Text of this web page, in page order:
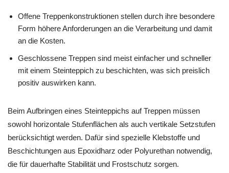
Offene Treppenkonstruktionen stellen durch ihre besondere
Form höhere Anforderungen an die Verarbeitung und damit
an die Kosten.
Geschlossene Treppen sind meist einfacher und schneller
mit einem Steinteppich zu beschichten, was sich preislich
positiv auswirken kann.
Beim Aufbringen eines Steinteppichs auf Treppen müssen
sowohl horizontale Stufenflächen als auch vertikale Setzstufen
berücksichtigt werden. Dafür sind spezielle Klebstoffe und
Beschichtungen aus Epoxidharz oder Polyurethan notwendig,
die für dauerhafte Stabilität und Frostschutz sorgen.